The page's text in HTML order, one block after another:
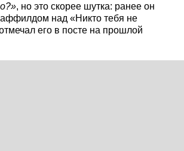
, но это скорее шутка: ранее он
над «Никто тебя не
его в посте на прошлой